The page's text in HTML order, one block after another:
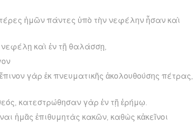
ἡμῶν πάντες ὑπὸ τὴν νεφέλην ἦσαν καὶ
καὶ ἐν τῇ θαλάσσῃ,
γὰρ ἐκ πνευματικῆς ἀκολουθούσης πέτρας,
κατεστρώθησαν γὰρ ἐν τῇ ἐρήμῳ.
ἡμᾶς ἐπιθυμητὰς κακῶν, καθὼς κἀκεῖνοι